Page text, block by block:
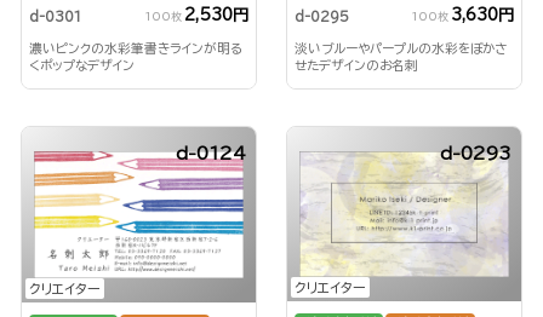
d-0301 100枚 2,530円
濃いピンクの水彩筆書きラインが明る
くポップなデザイン
d-0295 100枚 3,630円
淡いブルーやパープルの水彩をぼかさ
せたデザインのお名刺
クリエイター
d-0124
クリエイター
d-0293